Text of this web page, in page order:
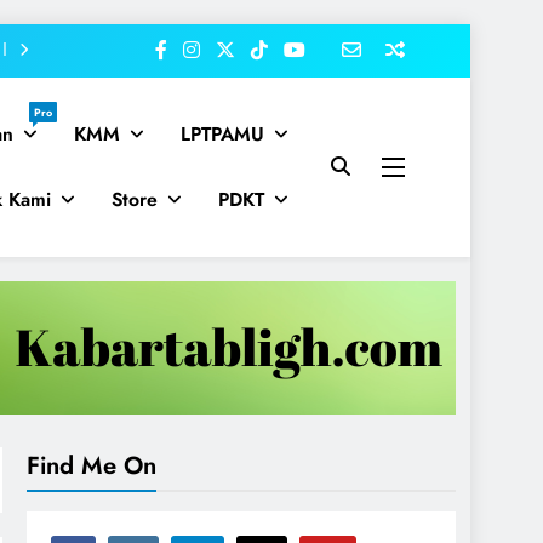
Pro
KMM LPTPAMU
Kami Store PDKT
Find Me On